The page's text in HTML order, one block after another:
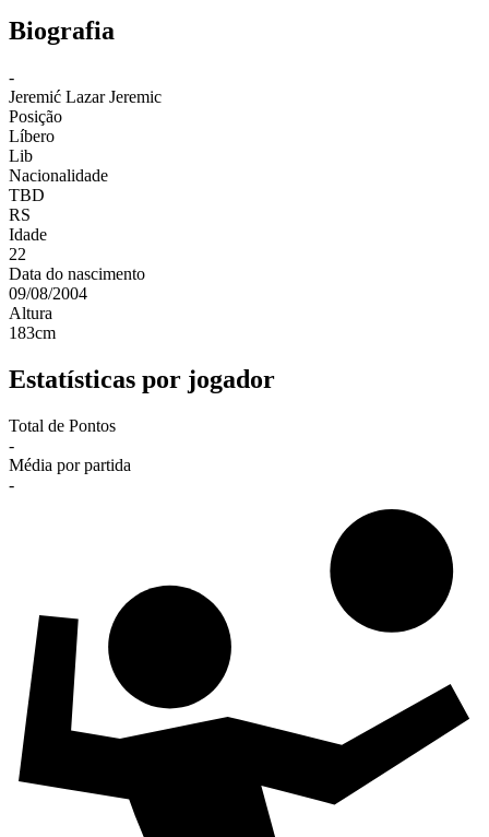
Biografia
-
Jeremić Lazar Jeremic
Posição
Líbero
Lib
Nacionalidade
TBD
RS
Idade
22
Data do nascimento
09/08/2004
Altura
183cm
Estatísticas por jogador
Total de Pontos
-
Média por partida
-